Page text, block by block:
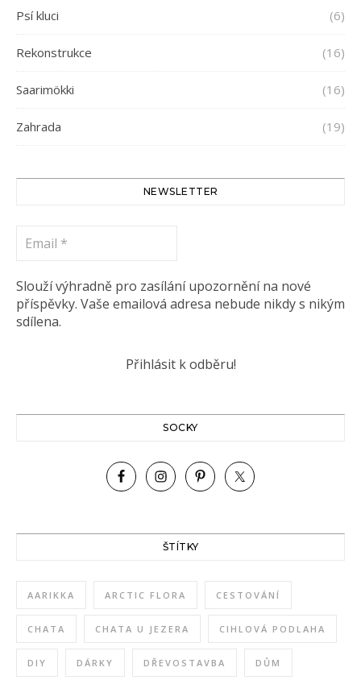
Psí kluci (6)
Rekonstrukce (16)
Saarimökki (16)
Zahrada (19)
NEWSLETTER
Slouží výhradně pro zasílání upozornění na nové
příspěvky. Vaše emailová adresa nebude nikdy s nikým
sdílena.
SOCKY
ŠTÍTKY
AARIKKA ARCTIC FLORA CESTOVÁNÍ
CHATA CHATA U JEZERA CIHLOVÁ PODLAHA
DIY DÁRKY DŘEVOSTAVBA DŮM